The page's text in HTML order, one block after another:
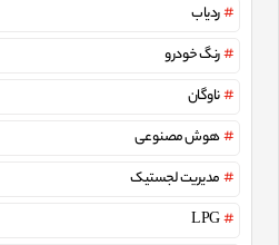
ردیاب
رنگ خودرو
ناوگان
هوش مصنوعی
مدیریت لجستیک
LPG